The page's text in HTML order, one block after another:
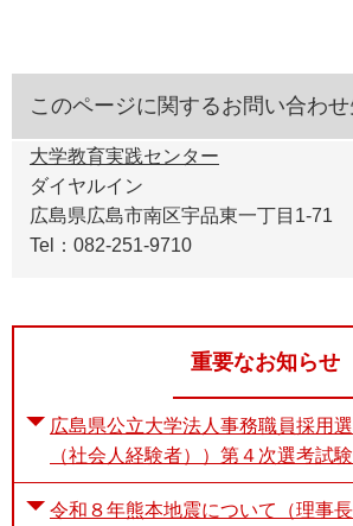
このページに関するお問い合わ
大学教育実践センター
ダイヤルイン
広島県広島市南区宇品東一丁目1-71
Tel：082-251-9710
重要なお知らせ
広島県公立大学法人事務職員採用
（社会人経験者））第４次選考試
令和８年熊本地震について（理事